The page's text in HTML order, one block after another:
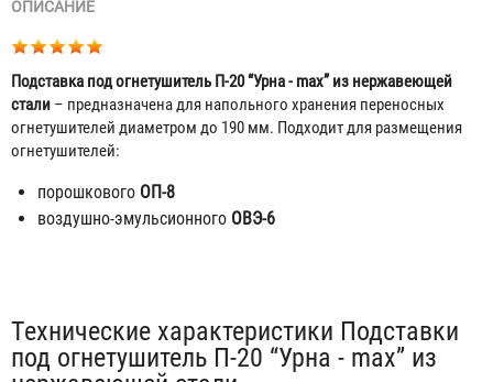
ОПИСАНИЕ
Подставка под огнетушитель П-20 “Урна - max” из нержавеющей
стали – предназначена для напольного хранения переносных
огнетушителей диаметром до 190 мм. Подходит для размещения
огнетушителей:
порошкового ОП-8
воздушно-эмульсионного ОВЭ-6
Табы
Технические характеристики Подставки
под огнетушитель П-20 “Урна - max” из